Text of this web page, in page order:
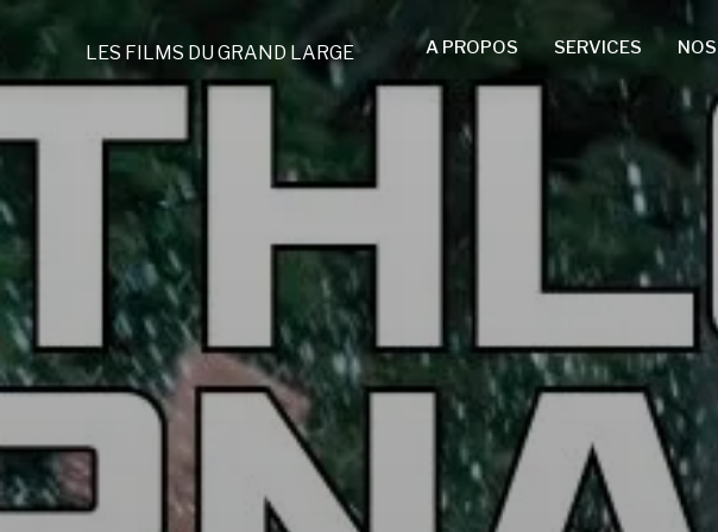
LES FILMS DU GRAND LARGE A PROPOS SERVICES